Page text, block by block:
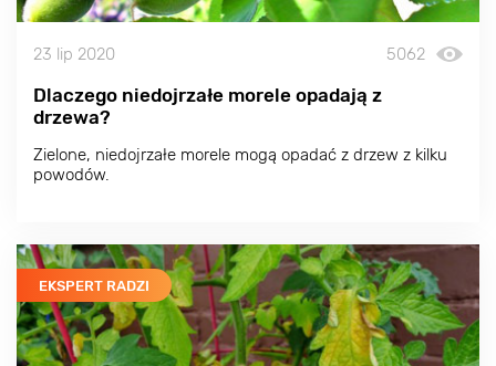
23 lip 2020 5062
Dlaczego niedojrzałe morele opadają z
drzewa?
Zielone, niedojrzałe morele mogą opadać z drzew z kilku
powodów.
EKSPERT RADZI